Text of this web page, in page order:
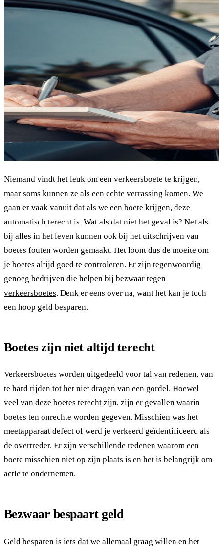
Niemand vindt het leuk om een verkeersboete te krijgen,
maar soms kunnen ze als een echte verrassing komen. We
gaan er vaak vanuit dat als we een boete krijgen, deze
automatisch terecht is. Wat als dat niet het geval is? Net als
bij alles in het leven kunnen ook bij het uitschrijven van
boetes fouten worden gemaakt. Het loont dus de moeite om
je boetes altijd goed te controleren. Er zijn tegenwoordig
genoeg bedrijven die helpen bij bezwaar tegen
verkeersboetes. Denk er eens over na, want het kan je toch
een hoop geld besparen.
Boetes zijn niet altijd terecht
Verkeersboetes worden uitgedeeld voor tal van redenen, van
te hard rijden tot het niet dragen van een gordel. Hoewel
veel van deze boetes terecht zijn, zijn er gevallen waarin
boetes ten onrechte worden gegeven. Misschien was het
meetapparaat defect of werd je verkeerd geïdentificeerd als
de overtreder. Er zijn verschillende redenen waarom een
boete misschien niet op zijn plaats is en het is belangrijk om
actie te ondernemen.
Bezwaar bespaart geld
Geld besparen is iets dat we allemaal graag willen en het